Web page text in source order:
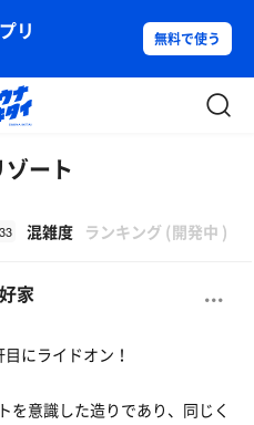
リ 無料で使う
ート
33 混雑度 ランキング (開発中 )
家
にライドオン！
を意識した造りであり、同じく